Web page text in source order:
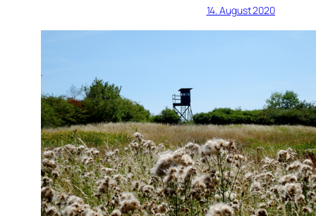
14. August 2020